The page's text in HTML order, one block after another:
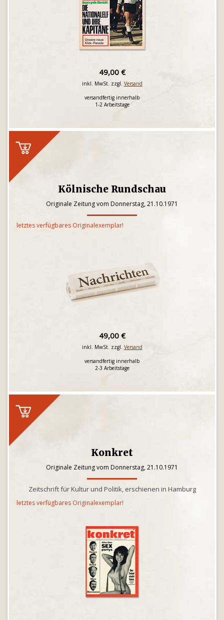
49,00 €
inkl. MwSt. zzgl. Versand
versandfertig innerhalb
1-2 Arbeitstage
Kölnische Rundschau
Originale Zeitung vom Donnerstag, 21.10.1971
letztes verfügbares Originalexemplar!
49,00 €
inkl. MwSt. zzgl. Versand
versandfertig innerhalb
2-3 Arbeitstage
Konkret
Originale Zeitung vom Donnerstag, 21.10.1971
Zeitschrift für Kultur und Politik, erschienen in Hamburg
letztes verfügbares Originalexemplar!